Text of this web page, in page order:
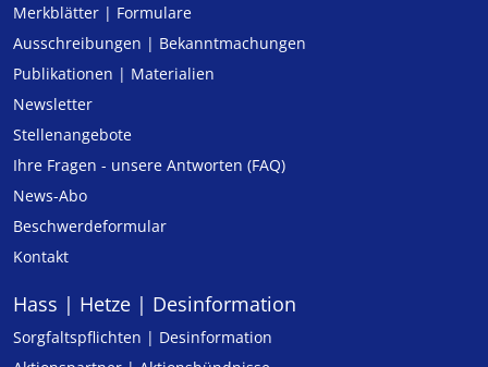
Merkblätter | Formulare
Ausschreibungen | Bekanntmachungen
Publikationen | Materialien
Newsletter
Stellenangebote
Ihre Fragen - unsere Antworten (FAQ)
News-Abo
Beschwerdeformular
Kontakt
Hass | Hetze | Desinformation
Sorgfaltspflichten | Desinformation